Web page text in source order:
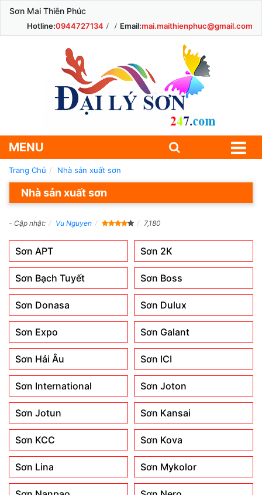
Sơn Mai Thiên Phúc
Hotline:0944727134 Email:mai.maithienphuc@gmail.com
MENU
Trang Chủ Nhà sản xuất sơn
Nhà sản xuất sơn
- Cập nhật: Vu Nguyen 7,180
Sơn APT Sơn 2K
Sơn Bạch Tuyết Sơn Boss
Sơn Donasa Sơn Dulux
Sơn Expo Sơn Galant
Sơn Hải Âu Sơn ICI
Sơn International Sơn Joton
Sơn Jotun Sơn Kansai
Sơn KCC Sơn Kova
Sơn Lina Sơn Mykolor